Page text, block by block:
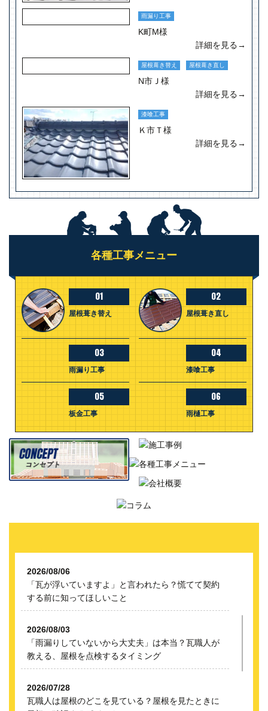
雨漏り工事
K町M様
詳細を見る→
屋根葺き替え 屋根葺き直し
N市Ｊ様
詳細を見る→
漆喰工事
Ｋ市Ｔ様
詳細を見る→
各種工事メニュー
01
屋根葺き替え
02
屋根葺き直し
03
雨漏り工事
04
漆喰工事
05
板金工事
06
雨樋工事
2026/08/06
「瓦が浮いていますよ」と言われたら？慌てて契約
する前に知ってほしいこと
2026/08/03
「雨漏りしていないから大丈夫」は本当？瓦職人が
教える、屋根を点検するタイミング
2026/07/28
瓦職人は屋根のどこを見ている？屋根を見たときに